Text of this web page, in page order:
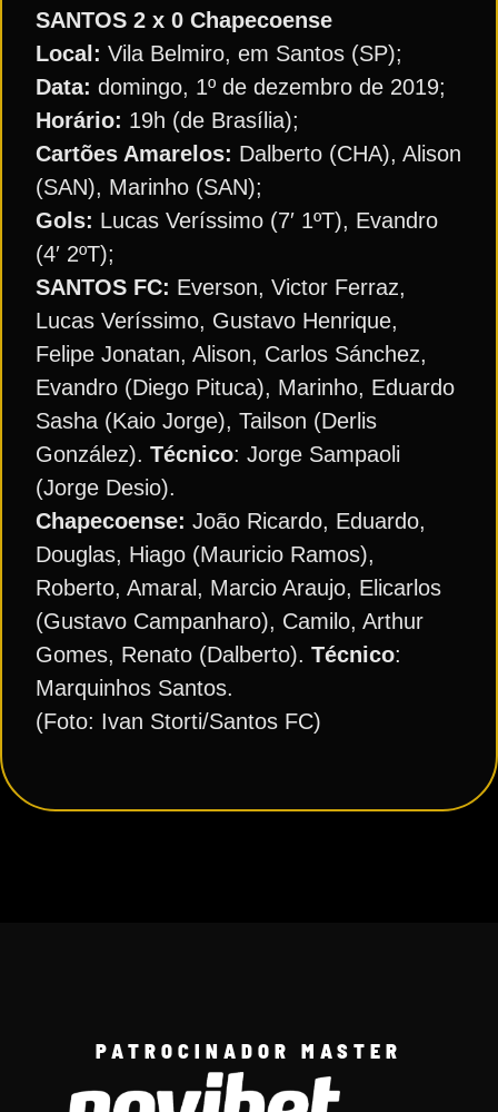
SANTOS 2 x 0 Chapecoense
Local: Vila Belmiro, em Santos (SP);
Data: domingo, 1º de dezembro de 2019;
Horário: 19h (de Brasília);
Cartões Amarelos: Dalberto (CHA), Alison
(SAN), Marinho (SAN);
Gols: Lucas Veríssimo (7′ 1ºT), Evandro
(4′ 2ºT);
SANTOS FC: Everson, Victor Ferraz,
Lucas Veríssimo, Gustavo Henrique,
Felipe Jonatan, Alison, Carlos Sánchez,
Evandro (Diego Pituca), Marinho, Eduardo
Sasha (Kaio Jorge), Tailson (Derlis
González). Técnico: Jorge Sampaoli
(Jorge Desio).
Chapecoense: João Ricardo, Eduardo,
Douglas, Hiago (Mauricio Ramos),
Roberto, Amaral, Marcio Araujo, Elicarlos
(Gustavo Campanharo), Camilo, Arthur
Gomes, Renato (Dalberto). Técnico:
Marquinhos Santos.
(Foto: Ivan Storti/Santos FC)
PATROCINADOR MASTER